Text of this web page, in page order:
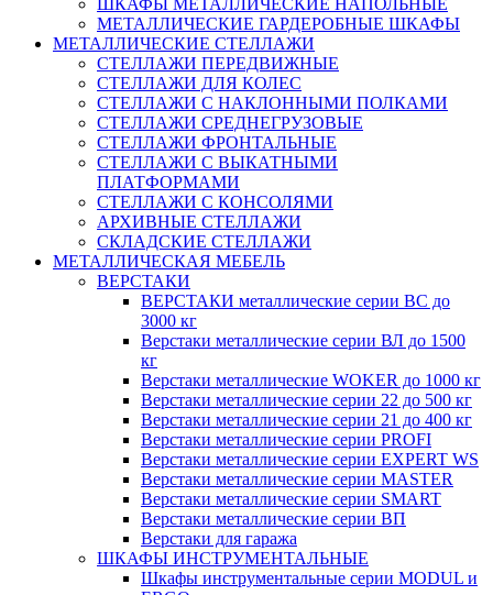
МЕТАЛЛИЧЕСКИЕ ГАРДЕРОБНЫЕ ШКАФЫ
МЕТАЛЛИЧЕСКИЕ СТЕЛЛАЖИ
СТЕЛЛАЖИ ПЕРЕДВИЖНЫЕ
СТЕЛЛАЖИ ДЛЯ КОЛЕС
СТЕЛЛАЖИ С НАКЛОННЫМИ ПОЛКАМИ
СТЕЛЛАЖИ СРЕДНЕГРУЗОВЫЕ
СТЕЛЛАЖИ ФРОНТАЛЬНЫЕ
СТЕЛЛАЖИ С ВЫКАТНЫМИ
ПЛАТФОРМАМИ
СТЕЛЛАЖИ С КОНСОЛЯМИ
АРХИВНЫЕ СТЕЛЛАЖИ
СКЛАДСКИЕ СТЕЛЛАЖИ
МЕТАЛЛИЧЕСКАЯ МЕБЕЛЬ
ВЕРСТАКИ
ВЕРСТАКИ металлические серии ВС до
3000 кг
Верстаки металлические серии ВЛ до 1500
кг
Верстаки металлические WOKER до 1000 кг
Верстаки металлические серии 22 до 500 кг
Верстаки металлические серии 21 до 400 кг
Верстаки металлические серии PROFI
Верстаки металлические серии EXPERT WS
Верстаки металлические серии MASTER
Верстаки металлические серии SMART
Верстаки металлические серии ВП
Верстаки для гаража
ШКАФЫ ИНСТРУМЕНТАЛЬНЫЕ
Шкафы инструментальные серии MODUL и